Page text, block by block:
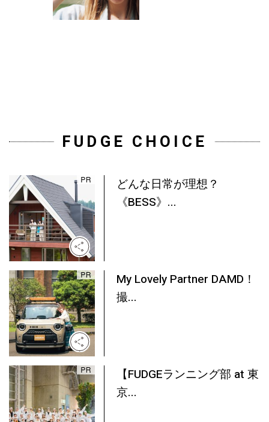
FUDGE CHOICE
どんな日常が理想？
《BESS》...
My Lovely Partner DAMD！
撮...
【FUDGEランニング部 at 東
京...